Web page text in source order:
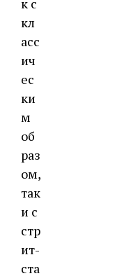
кл
асс
ич
ес
ки
м
об
раз
ом,
так
и с
стр
ит-
ста